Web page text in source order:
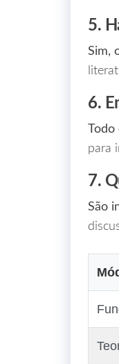
5.
Sim,
6.
Todo
para
7.
São